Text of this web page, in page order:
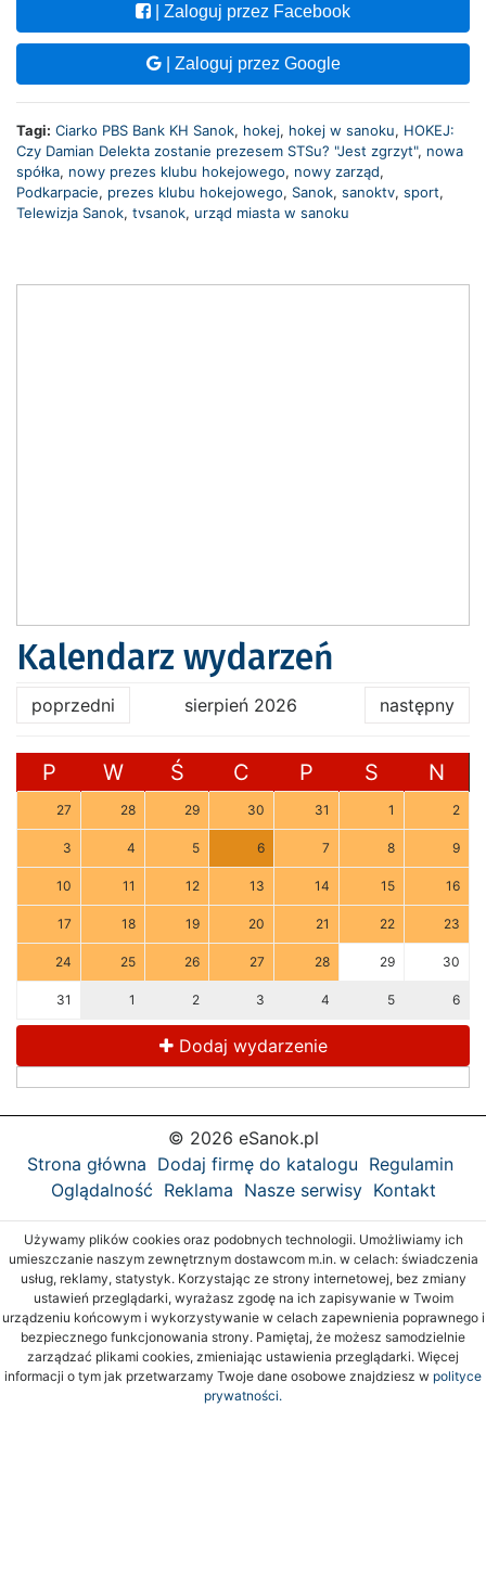
| Zaloguj przez Facebook
| Zaloguj przez Google
Tagi: Ciarko PBS Bank KH Sanok, hokej, hokej w sanoku, HOKEJ:
Czy Damian Delekta zostanie prezesem STSu? "Jest zgrzyt", nowa
spółka, nowy prezes klubu hokejowego, nowy zarząd,
Podkarpacie, prezes klubu hokejowego, Sanok, sanoktv, sport,
Telewizja Sanok, tvsanok, urząd miasta w sanoku
Kalendarz wydarzeń
poprzedni sierpień 2026 następny
P W Ś C P S N
27 28 29 30 31 1 2
3 4 5 6 7 8 9
10 11 12 13 14 15 16
17 18 19 20 21 22 23
24 25 26 27 28 29 30
31 1 2 3 4 5 6
Dodaj wydarzenie
© 2026 eSanok.pl
Strona główna Dodaj firmę do katalogu Regulamin
Oglądalność Reklama Nasze serwisy Kontakt
Używamy plików cookies oraz podobnych technologii. Umożliwiamy ich
umieszczanie naszym zewnętrznym dostawcom m.in. w celach: świadczenia
usług, reklamy, statystyk. Korzystając ze strony internetowej, bez zmiany
ustawień przeglądarki, wyrażasz zgodę na ich zapisywanie w Twoim
urządzeniu końcowym i wykorzystywanie w celach zapewnienia poprawnego i
bezpiecznego funkcjonowania strony. Pamiętaj, że możesz samodzielnie
zarządzać plikami cookies, zmieniając ustawienia przeglądarki. Więcej
informacji o tym jak przetwarzamy Twoje dane osobowe znajdziesz w polityce
prywatności.